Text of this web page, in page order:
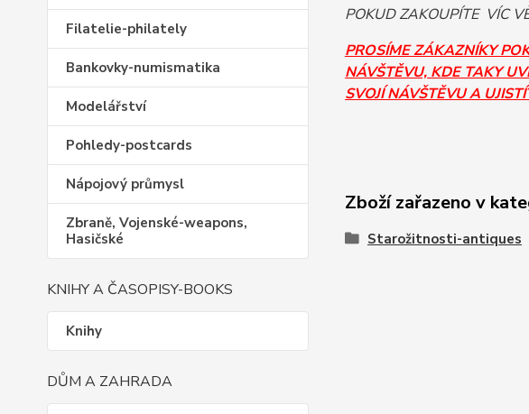
Filatelie-philately
Bankovky-numismatika
Modelářství
Pohledy-postcards
Nápojový průmysl
Zbraně, Vojenské-weapons,
Hasičské
KNIHY A ČASOPISY-BOOKS
Knihy
DŮM A ZAHRADA
POKUD ZAKOUPÍTE VÍC
PROSÍME ZÁKAZNÍKY
NÁVŠTĚVU, KDE TAKY
SVOJÍ NÁVŠTĚVU A
Zboží zařazeno v
Starožitnosti-antiques